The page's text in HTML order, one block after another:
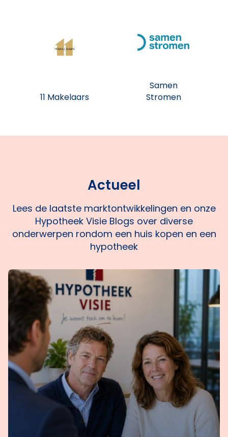
11 Makelaars
Samen
Stromen
Actueel
Lees de laatste marktontwikkelingen en onze
Hypotheek Visie Blogs over diverse
onderwerpen rondom een huis kopen en een
hypotheek